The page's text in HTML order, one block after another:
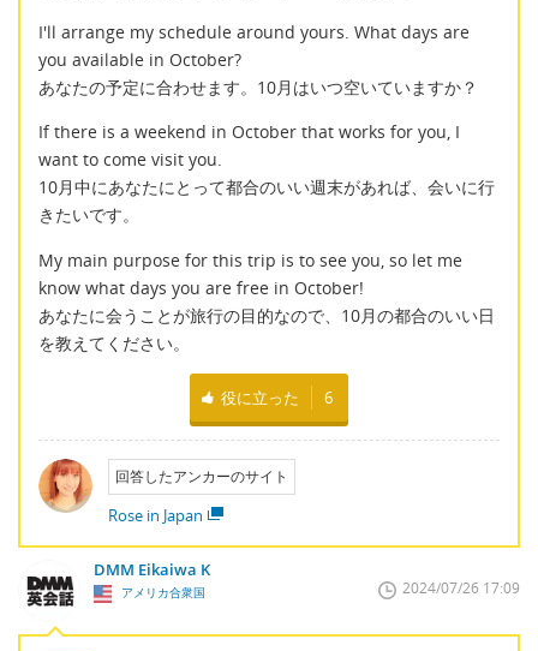
I'll arrange my schedule around yours. What days are
you available in October?
あなたの予定に合わせます。10月はいつ空いていますか？
If there is a weekend in October that works for you, I
want to come visit you.
10月中にあなたにとって都合のいい週末があれば、会いに行
きたいです。
My main purpose for this trip is to see you, so let me
know what days you are free in October!
あなたに会うことが旅行の目的なので、10月の都合のいい日
を教えてください。
役に立った 6
回答したアンカーのサイト
Rose in Japan
DMM Eikaiwa K
アメリカ合衆国 2024/07/26 17:09